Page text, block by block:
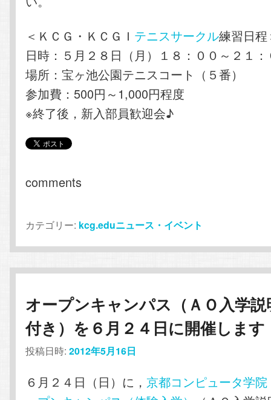
＜ＫＣＧ・ＫＣＧＩ テニスサークル練習日程
日時：５月２８日（月）１８：００～２１
場所：宝ヶ池公園テニスコート（５番）
参加費：500円～1,000円程度
※終了後，新入部員歓迎会♪
comments
カテゴリー: kcg.eduニュース・イベント
オープンキャンパス（ＡＯ入学説
付き）を６月２４日に開催します
投稿日時:2012年5月16日
６月２４日（日）に， 京都コンピュータ学